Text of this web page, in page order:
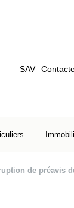
SAV
de préavis